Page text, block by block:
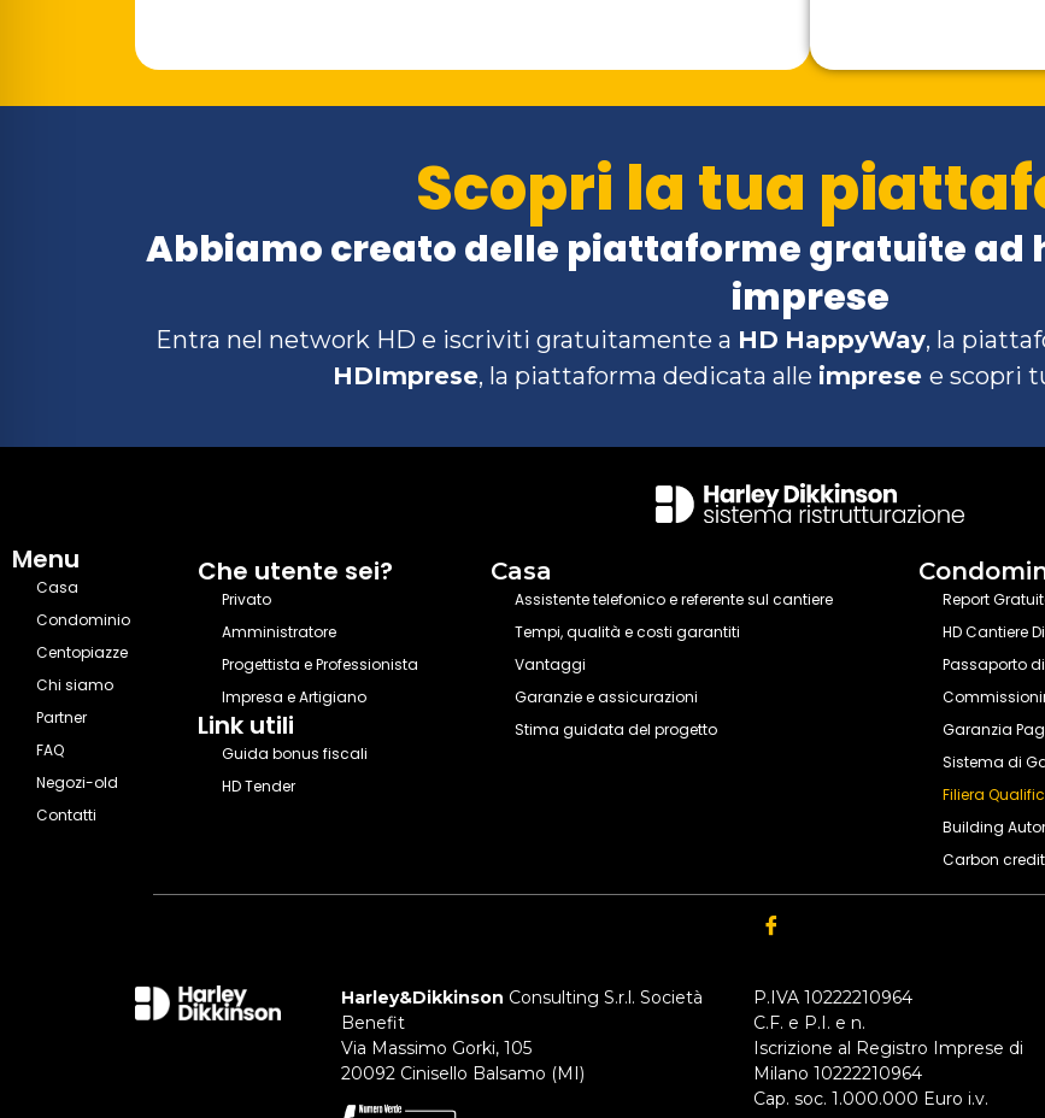
Scopri la tua
Abbiamo creato delle piattaforme gratuite ad
imprese
Entra nel network HD e iscriviti gratuitamente a HD HappyWay, la
HDImprese, la piattaforma dedicata alle imprese e scopri
Menu
Casa
Condominio
Centopiazze
Chi siamo
Partner
FAQ
Negozi-old
Contatti
Che utente sei?
Privato
Amministratore
Progettista e Professionista
Impresa e Artigiano
Link utili
Guida bonus fiscali
HD Tender
Casa
Assistente telefonico e referente sul cantiere
Tempi, qualità e costi garantiti​
Vantaggi
Garanzie e assicurazioni
Stima guidata del progetto
Report
HD Cantiere
Passaporto
Garanzia
Sistema di
Filiera
Building
Carbon credit
Harley&Dikkinson Consulting S.r.l. Società
Benefit
Via Massimo Gorki, 105
20092 Cinisello Balsamo (MI)
P.IVA 10222210964
C.F. e P.I. e n.
Iscrizione al Registro Imprese di
Milano 10222210964
Cap. soc. 1.000.000 Euro i.v.